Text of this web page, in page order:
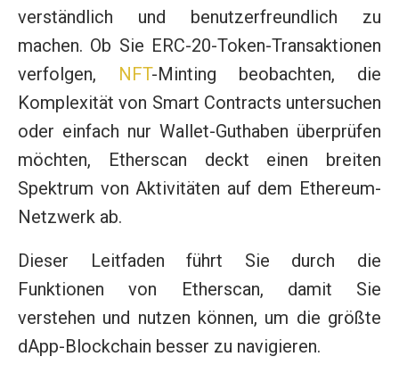
verständlich und benutzerfreundlich zu
machen. Ob Sie ERC-20-Token-Transaktionen
verfolgen, NFT-Minting beobachten, die
Komplexität von Smart Contracts untersuchen
oder einfach nur Wallet-Guthaben überprüfen
möchten, Etherscan deckt einen breiten
Spektrum von Aktivitäten auf dem Ethereum-
Netzwerk ab.
Dieser Leitfaden führt Sie durch die
Funktionen von Etherscan, damit Sie
verstehen und nutzen können, um die größte
dApp-Blockchain besser zu navigieren.